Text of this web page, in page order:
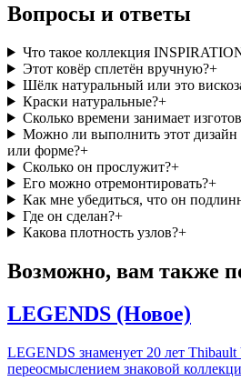
Вопросы и ответы
Что такое коллекция
Этот ковёр сплетён вручную?+
Шёлк натуральный или это
Краски натуральные?+
Сколько времени занимает
Можно ли выполнить этот дизайн
или форме?+
Сколько он прослужит?+
Его можно отремонтировать?+
Как мне убедиться, что он
Где он сделан?+
Какова плотность узлов?+
Возможно, вам также
LEGENDS (Новое)
LEGENDS знаменует 20 лет
переосмыслением знаковой